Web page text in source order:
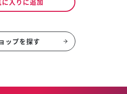
に入りに追加
ップを探す